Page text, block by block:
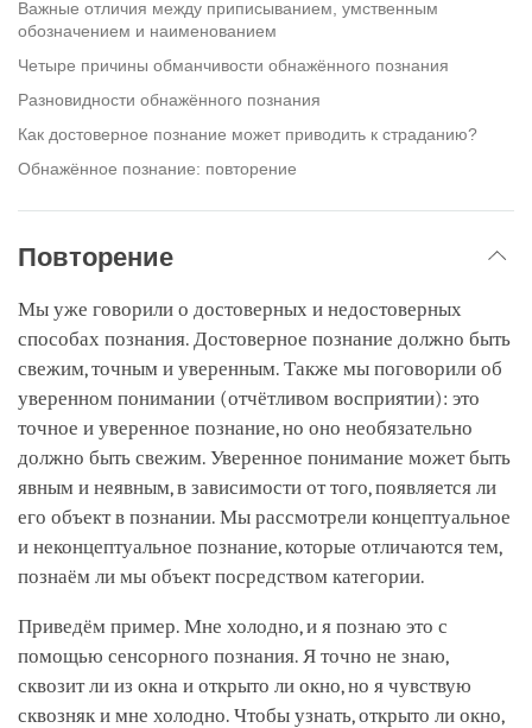
Важные отличия между приписыванием, умственным
обозначением и наименованием
Четыре причины обманчивости обнажённого познания
Разновидности обнажённого познания
Как достоверное познание может приводить к страданию?
Обнажённое познание: повторение
Повторение
Мы уже говорили о достоверных и недостоверных
способах познания. Достоверное познание должно быть
свежим, точным и уверенным. Также мы поговорили об
уверенном понимании (отчётливом восприятии): это
точное и уверенное познание, но оно необязательно
должно быть свежим. Уверенное понимание может быть
явным и неявным, в зависимости от того, появляется ли
его объект в познании. Мы рассмотрели концептуальное
и неконцептуальное познание, которые отличаются тем,
познаём ли мы объект посредством категории.
Приведём пример. Мне холодно, и я познаю это с
помощью сенсорного познания. Я точно не знаю,
сквозит ли из окна и открыто ли окно, но я чувствую
сквозняк и мне холодно. Чтобы узнать, открыто ли окно,